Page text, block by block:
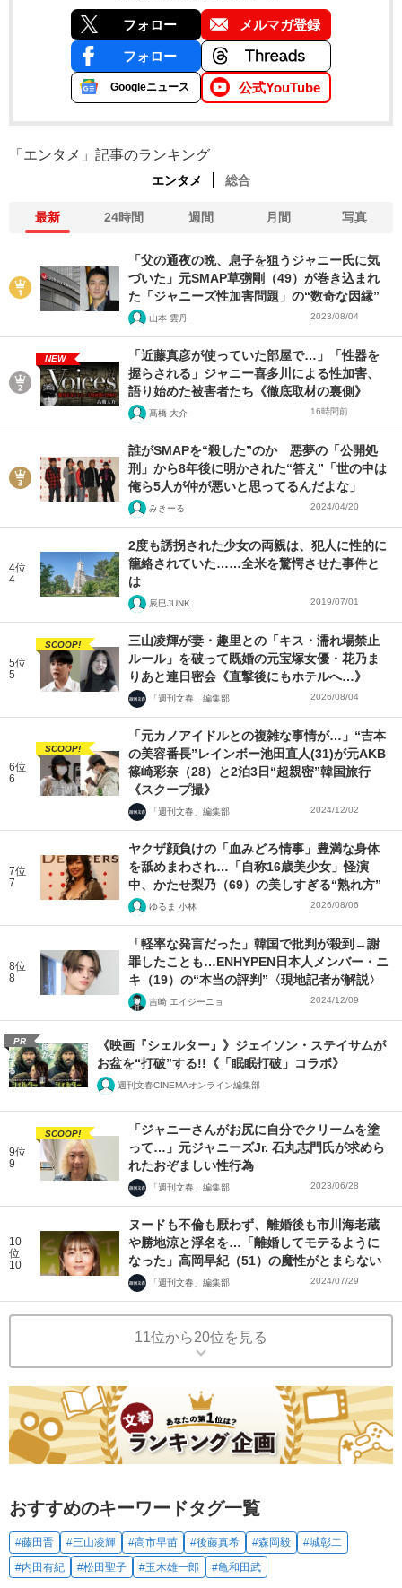
フォロー メルマガ登録
フォロー
Googleニュース 公式YouTube
「エンタメ」記事のランキング
エンタメ 総合
最新 24時間 週間 月間 写真
「父の通夜の晩、息子を狙うジャニー氏に気
づいた」元SMAP草彅剛（49）が巻き込まれ
た「ジャニーズ性加害問題」の“数奇な因縁”
山本 雲丹 2023/08/04
NEW
「近藤真彦が使っていた部屋で…」「性器を
握らされる」ジャニー喜多川による性加害、
語り始めた被害者たち《徹底取材の裏側》
髙橋 大介 16時間前
誰がSMAPを“殺した”のか 悪夢の「公開処
刑」から8年後に明かされた“答え”「世の中は
俺ら5人が仲が悪いと思ってるんだよな」
みきーる 2024/04/20
4位
4
2度も誘拐された少女の両親は、犯人に性的に
籠絡されていた……全米を驚愕させた事件と
は
辰巳JUNK 2019/07/01
5位
5
SCOOP!
三山凌輝が妻・趣里との「キス・濡れ場禁止
ルール」を破って既婚の元宝塚女優・花乃ま
りあと連日密会《直撃後にもホテルへ…》
「週刊文春」編集部 2026/08/04
6位
6
SCOOP!
「元カノアイドルとの複雑な事情が…」“吉本
の美容番長”レインボー池田直人(31)が元AKB
篠崎彩奈（28）と2泊3日“超親密”韓国旅行
《スクープ撮》
「週刊文春」編集部 2024/12/02
7位
7
ヤクザ顔負けの「血みどろ情事」豊満な身体
を舐めまわされ…「自称16歳美少女」怪演
中、かたせ梨乃（69）の美しすぎる“熟れ方”
ゆるま 小林 2026/08/06
8位
8
「軽率な発言だった」韓国で批判が殺到→謝
罪したことも…ENHYPEN日本人メンバー・ニ
キ（19）の“本当の評判”〈現地記者が解説〉
吉崎 エイジーニョ 2024/12/09
PR
《映画『シェルター』》ジェイソン・ステイサムが
お盆を“打破”する!!《「眠眠打破」コラボ》
週刊文春CINEMAオンライン編集部
9位
9
SCOOP!
「ジャニーさんがお尻に自分でクリームを塗
って…」元ジャニーズJr. 石丸志門氏が求めら
れたおぞましい性行為
「週刊文春」編集部 2023/06/28
10
位
10
ヌードも不倫も厭わず、離婚後も市川海老蔵
や勝地涼と浮名を…「離婚してモテるように
なった」高岡早紀（51）の魔性がとまらない
「週刊文春」編集部 2024/07/29
11位から20位を見る
おすすめのキーワードタグ一覧
#藤田晋 #三山凌輝 #高市早苗 #後藤真希 #森岡毅
#城彰二
#内田有紀
#松田聖子 #玉木雄一郎 #亀和田武